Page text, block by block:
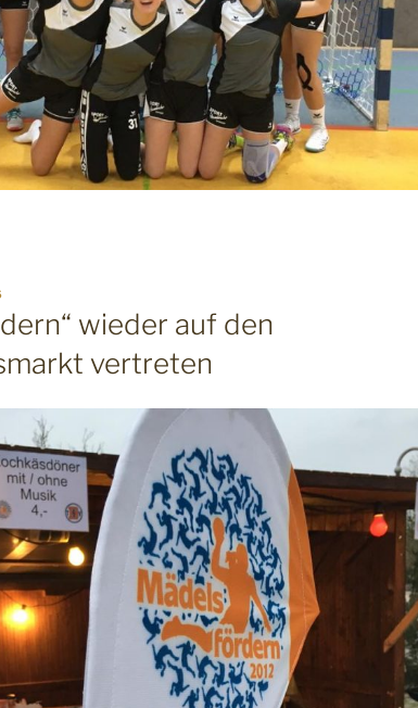
wieder auf den
vertreten